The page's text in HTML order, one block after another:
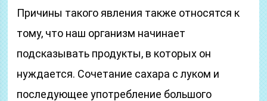
Причины такого явления также относятся к
тому, что наш организм начинает
подсказывать продукты, в которых он
нуждается. Сочетание сахара с луком и
последующее употребление большого